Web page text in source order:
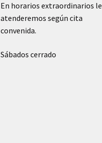
En horarios extraordinarios le
atenderemos según cita
convenida.
Sábados cerrado